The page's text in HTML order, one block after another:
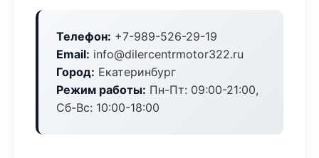
Телефон: +7-989-526-29-19
Email: info@dilercentrmotor322.ru
Город: Екатеринбург
Режим работы: Пн-Пт: 09:00-21:00,
Сб-Вс: 10:00-18:00